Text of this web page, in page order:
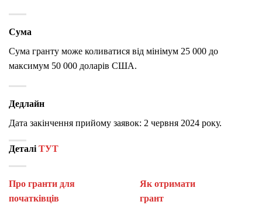
Сума
Сума гранту може коливатися від мінімум 25 000 до
максимум 50 000 доларів США.
Дедлайн
Дата закінчення прийому заявок: 2 червня 2024 року.
Деталі ТУТ
Про гранти для
початківців
Як отримати